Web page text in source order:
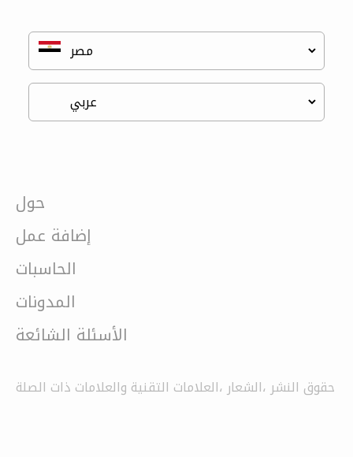
حول
إضافة عمل
الحاسبات
المدونات
الأسئلة الشائعة
حقوق النشر ،الشعار ،العلامات التقنية والعلامات ذات الصلة